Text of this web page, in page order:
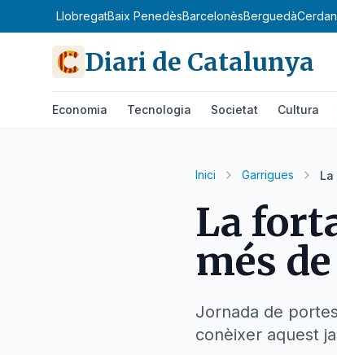
Baix LlobregatBaix PenedèsBarcelonèsBerguedà
Diari de Catalunya
Economia Tecnologia Societat Cultura
Inici Garrigues
La
més
Jornada de
conèixer aquest